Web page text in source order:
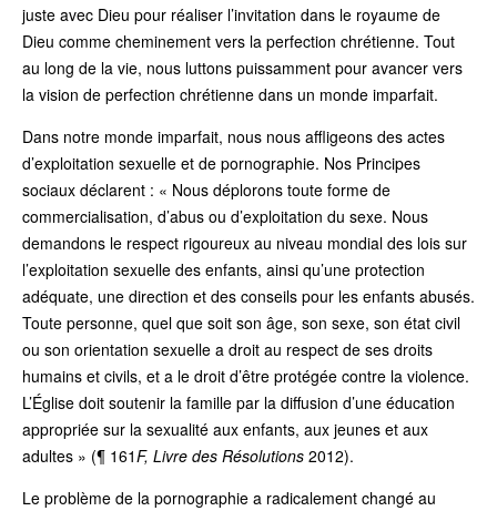
juste avec Dieu pour réaliser l’invitation dans le royaume de
Dieu comme cheminement vers la perfection chrétienne. Tout
au long de la vie, nous luttons puissamment pour avancer vers
la vision de perfection chrétienne dans un monde imparfait.
Dans notre monde imparfait, nous nous affligeons des actes
d’exploitation sexuelle et de pornographie. Nos Principes
sociaux déclarent : « Nous déplorons toute forme de
commercialisation, d’abus ou d’exploitation du sexe. Nous
demandons le respect rigoureux au niveau mondial des lois sur
l’exploitation sexuelle des enfants, ainsi qu’une protection
adéquate, une direction et des conseils pour les enfants abusés.
Toute personne, quel que soit son âge, son sexe, son état civil
ou son orientation sexuelle a droit au respect de ses droits
humains et civils, et a le droit d’être protégée contre la violence.
L’Église doit soutenir la famille par la diffusion d’une éducation
appropriée sur la sexualité aux enfants, aux jeunes et aux
adultes » (¶ 161F, Livre des Résolutions 2012).
Le problème de la pornographie a radicalement changé au